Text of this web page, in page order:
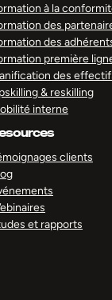
à la
des
des
première
des
& reskilling
interne
clients
et rapports